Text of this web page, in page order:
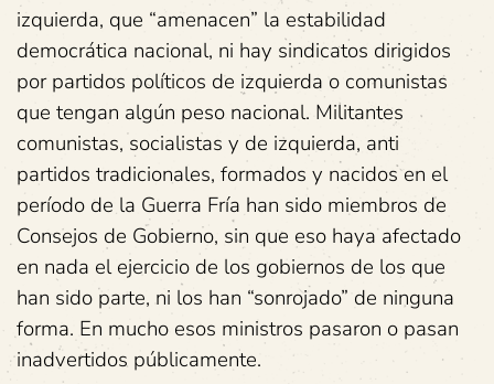
izquierda, que “amenacen” la estabilidad
democrática nacional, ni hay sindicatos dirigidos
por partidos políticos de izquierda o comunistas
que tengan algún peso nacional. Militantes
comunistas, socialistas y de izquierda, anti
partidos tradicionales, formados y nacidos en el
período de la Guerra Fría han sido miembros de
Consejos de Gobierno, sin que eso haya afectado
en nada el ejercicio de los gobiernos de los que
han sido parte, ni los han “sonrojado” de ninguna
forma. En mucho esos ministros pasaron o pasan
inadvertidos públicamente.